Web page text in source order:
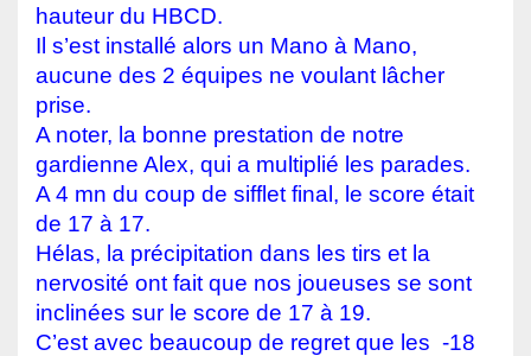
hauteur du HBCD.
Il s’est installé alors un Mano à Mano,
aucune des 2 équipes ne voulant lâcher
prise.
A noter, la bonne prestation de notre
gardienne Alex, qui a multiplié les parades.
A 4 mn du coup de sifflet final, le score était
de 17 à 17.
Hélas, la précipitation dans les tirs et la
nervosité ont fait que nos joueuses se sont
inclinées sur le score de 17 à 19.
C’est avec beaucoup de regret que les -18